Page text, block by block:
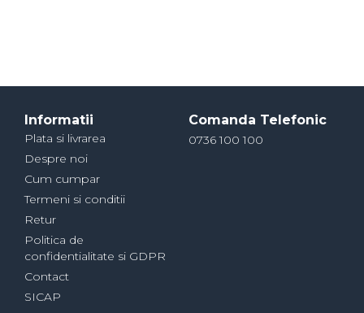
Informatii
Plata si livrarea
Despre noi
Cum cumpar
Termeni si conditii
Retur
Politica de
confidentialitate si GDPR
Contact
SICAP
Comanda Telefonic
0736 100 100